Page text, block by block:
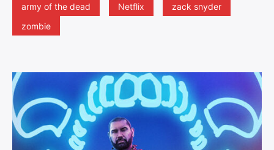
army of the dead Netflix
zack snyder
zombie